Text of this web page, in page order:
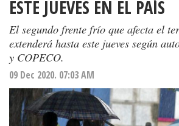
ESTE JUEVES EN EL PAÍS
El segundo frente frío que afecta el
extenderá hasta este jueves según
y COPECO.
09 Dec 2020. 07:03 AM